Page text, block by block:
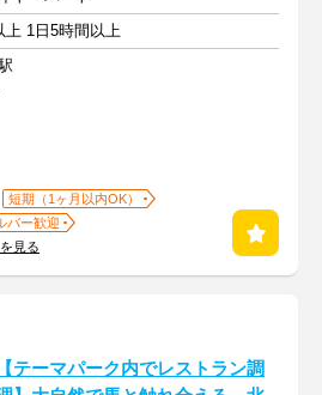
上 1日5時間以上
短期（1ヶ月以内OK）
バー歓迎
見る
【テーマパーク内でレストラン調